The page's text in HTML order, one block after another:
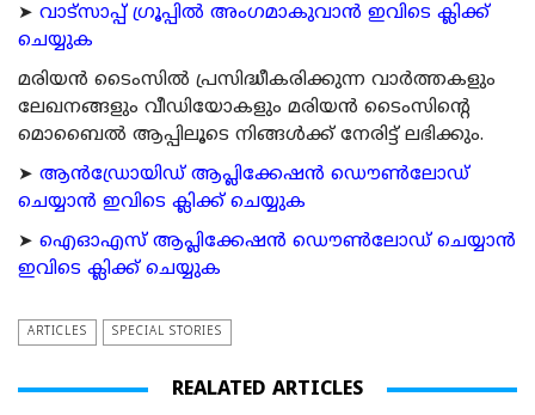
➤ വാട്സാപ്പ് ഗ്രൂപ്പിൽ അംഗമാകുവാൻ ഇവിടെ ക്ലിക്ക്
ചെയ്യുക
മരിയന്‍ ടൈംസില്‍ പ്രസിദ്ധീകരിക്കുന്ന വാര്‍ത്തകളും
ലേഖനങ്ങളും വീഡിയോകളും മരിയന്‍ ടൈംസിന്റെ
മൊബൈല്‍ ആപ്പിലൂടെ നിങ്ങള്‍ക്ക് നേരിട്ട് ലഭിക്കും.
➤ ആന്‍ഡ്രോയിഡ് ആപ്ലിക്കേഷന്‍ ഡൌണ്‍ലോഡ്
ചെയ്യാന്‍ ഇവിടെ ക്ലിക്ക് ചെയ്യുക
➤ ഐഓഎസ് ആപ്ലിക്കേഷന്‍ ഡൌണ്‍ലോഡ് ചെയ്യാന്‍
ഇവിടെ ക്ലിക്ക് ചെയ്യുക
ARTICLES SPECIAL STORIES
REALATED ARTICLES